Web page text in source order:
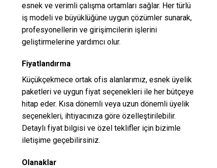
esnek ve verimli çalışma ortamları sağlar. Her türlü
iş modeli ve büyüklüğüne uygun çözümler sunarak,
profesyonellerin ve girişimcilerin işlerini
geliştirmelerine yardımcı olur.
Fiyatlandırma
Küçükçekmece ortak ofis alanlarımız, esnek üyelik
paketleri ve uygun fiyat seçenekleri ile her bütçeye
hitap eder. Kısa dönemli veya uzun dönemli üyelik
seçenekleri, ihtiyacınıza göre özelleştirilebilir.
Detaylı fiyat bilgisi ve özel teklifler için bizimle
iletişime geçebilirsiniz.
Olanaklar